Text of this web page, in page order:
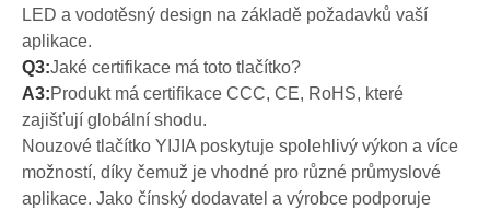
LED a vodotěsný design na základě požadavků vaší
aplikace.
Q3:Jaké certifikace má toto tlačítko?
A3:Produkt má certifikace CCC, CE, RoHS, které
zajišťují globální shodu.
Nouzové tlačítko YIJIA poskytuje spolehlivý výkon a více
možností, díky čemuž je vhodné pro různé průmyslové
aplikace. Jako čínský dodavatel a výrobce podporuje